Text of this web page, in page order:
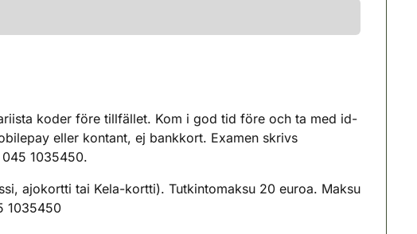
koder före tillfället. Kom i god tid före och ta med id-
eller kontant, ej bankkort. Examen skrivs
1035450.
ajokortti tai Kela-kortti). Tutkintomaksu 20 euroa. Maksu
1035450